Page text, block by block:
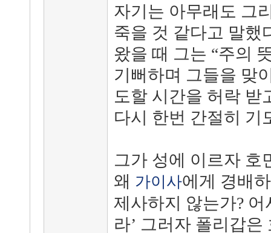
자기는 아무래도 그
죽을 것 같다고 말했
왔을 때 그는 “주의
기뻐하며 그들을 맞
도할 시간을 허락 받
다시 한번 간절히 기
그가 성에 이르자 호
왜 가이사에게 경배
제사하지 않는가?
라’ 그러자 폴리갑